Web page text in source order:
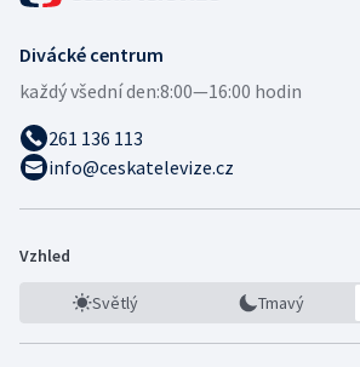
Divácké centrum
každý všední den:8:00—16:00 hodin
261 136 113
info@ceskatelevize.cz
Vzhled
Světlý Tmavý